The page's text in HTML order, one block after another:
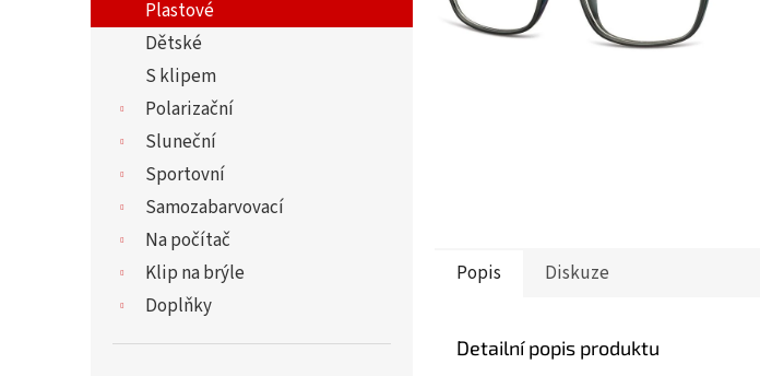
e
Plastové
Dětské
S klipem
Polarizační
Sluneční
Sportovní
Samozabarvovací
Na počítač
Klip na brýle
Doplňky
Popis Diskuze
Detailní popis produktu